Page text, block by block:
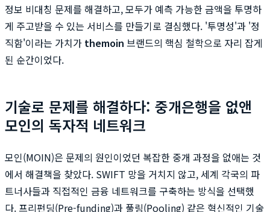
정보 비대칭 문제를 해결하고, 모두가 예측 가능한 금액을 투명하
게 주고받을 수 있는 서비스를 만들기로 결심했다. '투명성'과 '정
직함'이라는 가치가 themoin 브랜드의 핵심 철학으로 자리 잡게
된 순간이었다.
기술로 문제를 해결하다: 중개은행을 없앤
모인의 독자적 네트워크
모인(MOIN)은 문제의 원인이었던 복잡한 중개 과정을 없애는 것
에서 해결책을 찾았다. SWIFT 망을 거치지 않고, 세계 각국의 파
트너사들과 직접적인 금융 네트워크를 구축하는 방식을 선택했
다. 프리펀딩(Pre-funding)과 풀링(Pooling) 같은 혁신적인 기술